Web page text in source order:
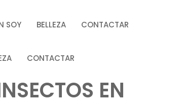
SOY BELLEZA CONTACTAR
CONTACTAR
EN